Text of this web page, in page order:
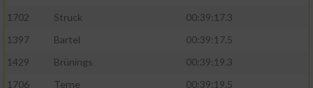
1702
Struck
00:39:17.3
1397
Bartel
00:39:17.5
1429
Brünings
00:39:19.3
1706
Terne
00:39:19.5
Verwendung von Profilen zur Auswahl
personalisierter Inhalte
Messung der Werbeleistung